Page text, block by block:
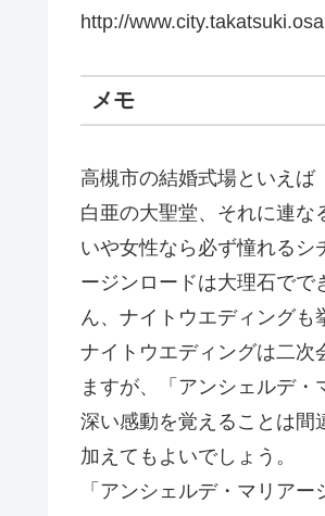
http://
メモ
高槻市の結婚式場といえば
白亜の大聖堂、それに連な
いや女性なら必ず憧れる
ージンロードは大理石でで
ん、ナイトウエディングも
ナイトウエディングは二次
ますが、「アンシェルデ
深い感動を覚えることは間
加えてもよいでしょう。
「アンシェルデ・マリア